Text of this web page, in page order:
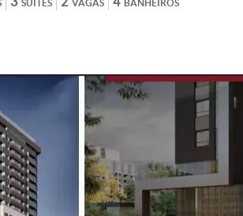
SUÍTES VAGAS BANHEIROS